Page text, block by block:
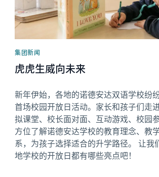
集团新闻
虎虎生威向未来
新年伊始，各地的诺德安达双语学校纷
首场校园开放日活动。家长和孩子们走
拟课堂、校长面对面、互动游戏、校园
方位了解诺德安达学校的教育理念、教
系，为孩子选择适合的升学路径。 让我
地学校的开放日都有哪些亮点吧！